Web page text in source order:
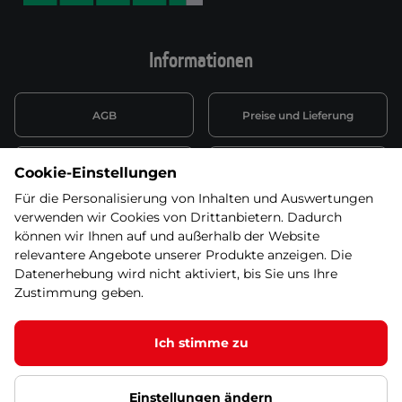
Informationen
AGB Preise und Lieferung
Datenschutzerklärung
Wiederufsbelehrung mit Link
zum Formular
Batterieentsorgung
Informationen zu Elektro-
und Elektonikgeräten
Widerruf erklären
© 2026 SEVEN SPORT s.r.o Alle Rechte vorbehalten1
Cookie-Einstellungen
Für die Personalisierung von Inhalten und Auswertungen
verwenden wir Cookies von Drittanbietern. Dadurch
können wir Ihnen auf und außerhalb der Website
relevantere Angebote unserer Produkte anzeigen. Die
Datenerhebung wird nicht aktiviert, bis Sie uns Ihre
Zustimmung geben.
Ich stimme zu
Einstellungen ändern